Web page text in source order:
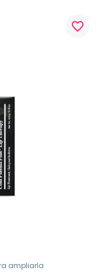
ampliarla
favorite_border